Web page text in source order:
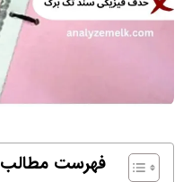
فهرست مطالب